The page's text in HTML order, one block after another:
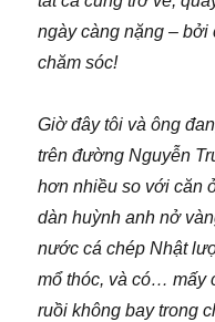
ngày càng nặng –
chăm sóc!
Giờ đây tôi và ông
trên đường Nguyễn
hơn nhiều so với căn
dàn huỳnh anh nở
nước cá chép Nhật
mổ thóc, và có… mấy
ruồi không bay trong